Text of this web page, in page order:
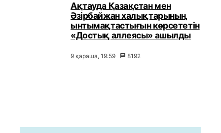
Ақтауда Қазақстан мен
Әзірбайжан халықтарының
ынтымақтастығын көрсететін
«Достық аллеясы» ашылды
9 қараша, 19:59 8192